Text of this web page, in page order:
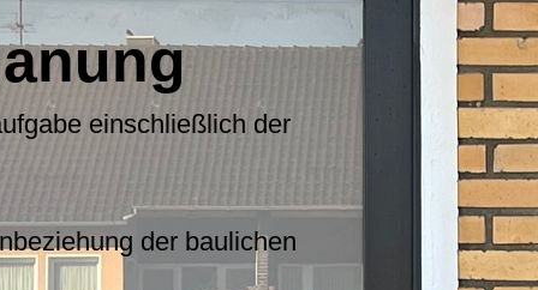
einschließlich der
der baulichen